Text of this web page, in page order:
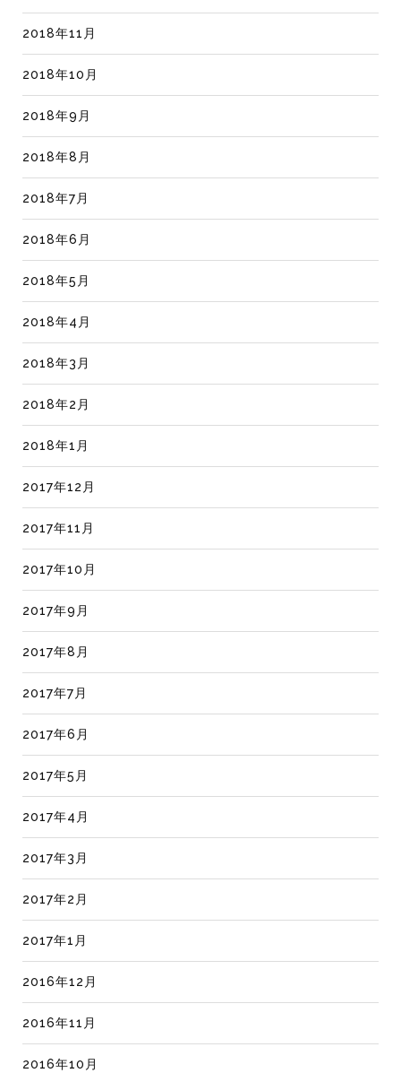
2018年11月
2018年10月
2018年9月
2018年8月
2018年7月
2018年6月
2018年5月
2018年4月
2018年3月
2018年2月
2018年1月
2017年12月
2017年11月
2017年10月
2017年9月
2017年8月
2017年7月
2017年6月
2017年5月
2017年4月
2017年3月
2017年2月
2017年1月
2016年12月
2016年11月
2016年10月